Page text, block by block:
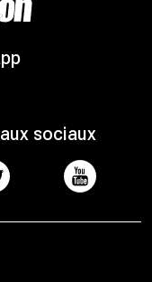
sociaux